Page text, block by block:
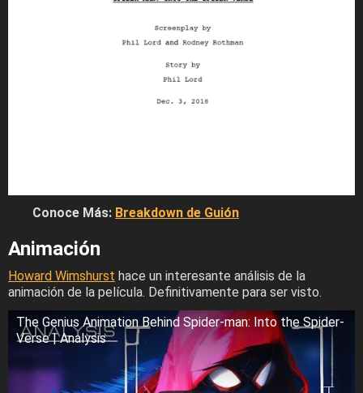
Conoce Más: Breakdown de Guión
Animación
Howard Wimshurst hace un interesante análisis de la
animación de la película. Definitivamente para ser visto.
The Genius Animation Behind Spider-man: Into the Spider-
Verse | Analysis